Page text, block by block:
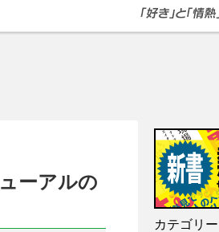
ーアルの
カテゴリー